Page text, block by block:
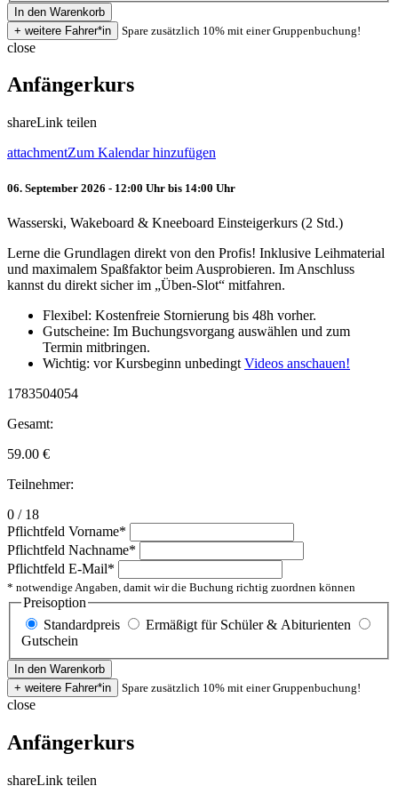
Spare zusätzlich 10% mit einer Gruppenbuchung!
close
Anfängerkurs
shareLink teilen
attachmentZum Kalendar hinzufügen
06. September 2026 - 12:00 Uhr bis 14:00 Uhr
Wasserski, Wakeboard & Kneeboard Einsteigerkurs (2 Std.)
Lerne die Grundlagen direkt von den Profis! Inklusive Leihmaterial
und maximalem Spaßfaktor beim Ausprobieren. Im Anschluss
kannst du direkt sicher im „Üben-Slot“ mitfahren.
Flexibel: Kostenfreie Stornierung bis 48h vorher.
Gutscheine: Im Buchungsvorgang auswählen und zum
Termin mitbringen.
Wichtig: vor Kursbeginn unbedingt Videos anschauen!
1783504054
Gesamt:
59.00 €
Teilnehmer:
0 / 18
Pflichtfeld Vorname*
Pflichtfeld Nachname*
Pflichtfeld E-Mail*
* notwendige Angaben, damit wir die Buchung richtig zuordnen können
Preisoption
Standardpreis
Ermäßigt für Schüler & Abiturienten
Gutschein
Spare zusätzlich 10% mit einer Gruppenbuchung!
close
Anfängerkurs
shareLink teilen